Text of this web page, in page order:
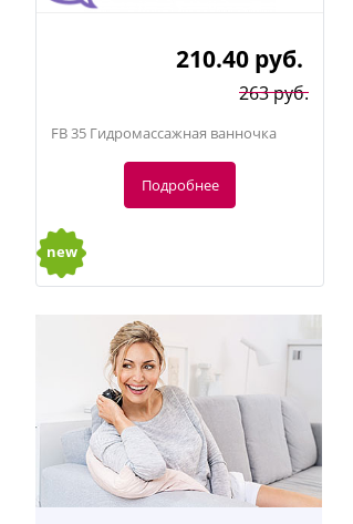
210.40 руб.
263 руб.
FB 35 Гидромассажная ванночка
Подробнее
new
128руб.